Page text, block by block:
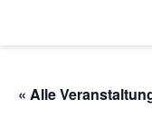
« Alle